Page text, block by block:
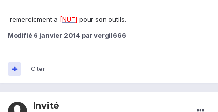
remerciement a [NUT] pour son outils.
Modifié 6 janvier 2014 par vergil666
Citer
Invité